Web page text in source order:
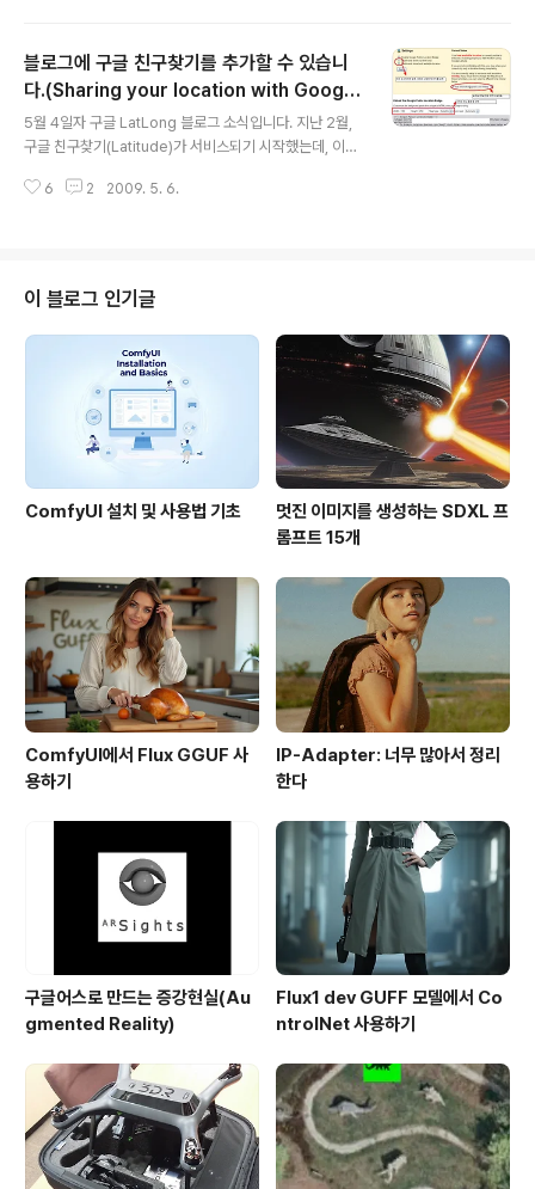
는 캐나다 캘거리를 구글어스에서 확인한 모습입니다. 직
접 보시려면 아래의 KML을 실행시켜 보시면 됩니다. 구글
스케치업 공식 블로그의 글을 보면, IntotheWest(Andre
w)란 분은 지난 3년동안 건물의 사진을 직접 찍어 스케치
업 모델을 제작하였다고 하네요. 스케치업으로 모델을 제
작하는 게 너무 즐거웠다고 하고요. 우리나라에도 구글 스
블로그에 구글 친구찾기를 추가할 수 있습니
다.(Sharing your location with Google
Latitude)
5월 4일자 구글 LatLong 블로그 소식입니다. 지난 2월,
구글 친구찾기(Latitude)가 서비스되기 시작했는데, 이제
다는 내용입니다. 이번에 나온 서비스는 2가지입니다. 한
로그나 웹사이트에 삽입하려면, 구글 공개 위치 뱃지(Goo
gle Public Location Badge) 사이트에 들어가서 아랫
부분에 아래와 같이 선택을 하고, 맨 아래에 있는 코드를 원
하는 곳에 넣으시면 됩니다. 이 소식을 듣자마저 저도 시험
을 해보고, 오른쪽 위에 구글친구찾기를 삽입해 보았습니
6 2 2009. 5. 6.
이 블로그 인기글
ComfyUI 설치 및 사용법 기초
멋진 이미지를 생성하는 SDXL 프
롬프트 15개
ComfyUI에서 Flux GGUF 사
용하기
IP-Adapter: 너무 많아서 정리
한다
구글어스로 만드는 증강현실(Au
gmented Reality)
Flux1 dev GUFF 모델에서 Co
ntrolNet 사용하기